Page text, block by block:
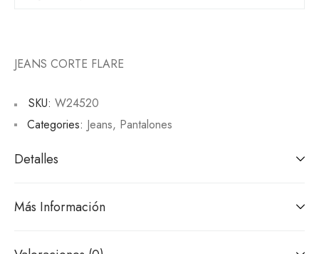
JEANS CORTE FLARE
SKU: W24520
Categories: Jeans, Pantalones
Detalles
Más Información